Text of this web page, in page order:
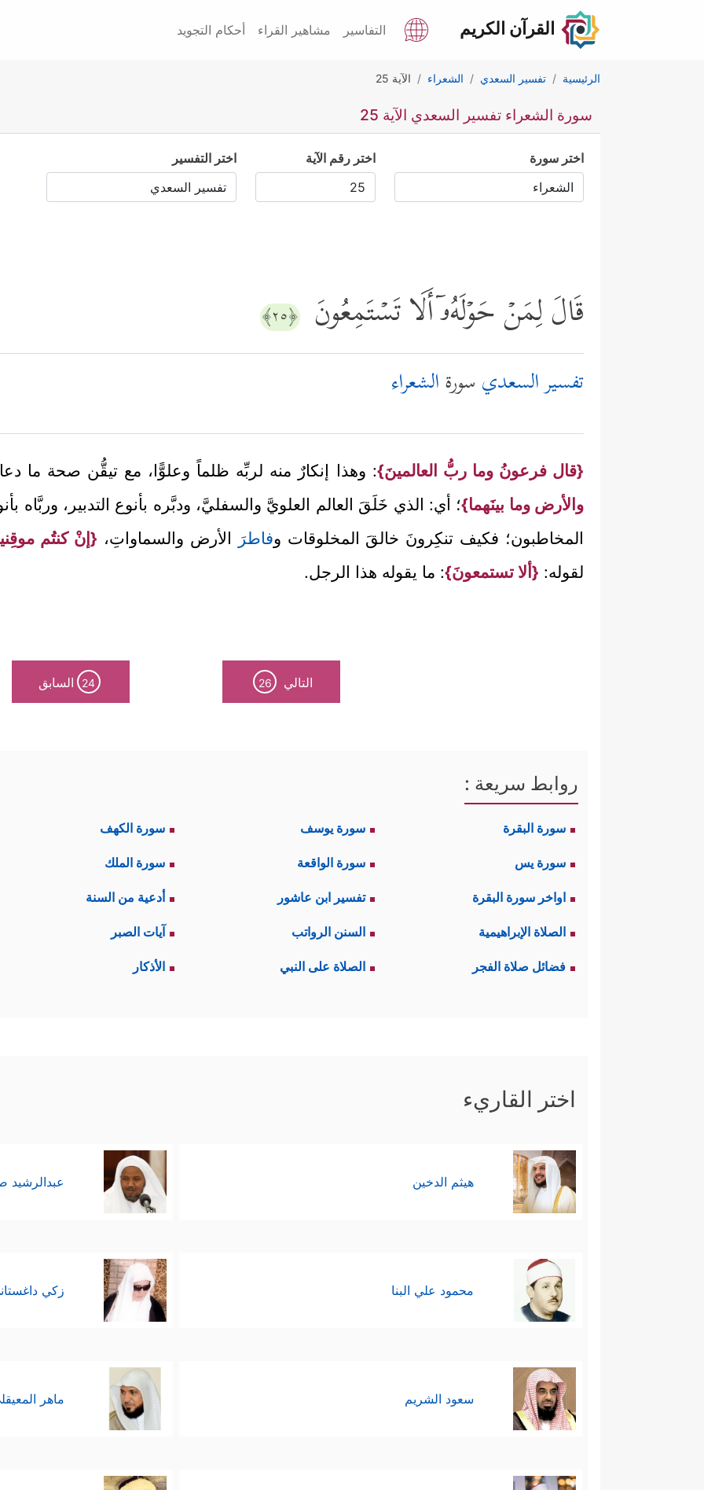
القرآن الكريم التفاسير مشاهير القراء أحكام التجويد
الرئيسية تفسير السعدي الشعراء الآية 25
سورة الشعراء تفسير السعدي الآية 25
اختر سورة اختر رقم الآية اختر التفسير
قَالَ لِمَنۡ حَوۡلَهُۥۤ أَلَا تَسۡتَمِعُونَ ﴿٢٥﴾
تفسير السعدي سورةالشعراء
{قال فرعونُ وما ربُّ العالمينَ}: وهذا إنكارٌ منه لربِّه ظلماً وعلوًّا، مع تيقُّن صحة ما
والأرض وما بينَهما}؛ أي: الذي خَلَقَ العالم العلويَّ والسفليَّ، ودبَّره بأنوع التدبير، وربَّاه
المخاطبون؛ فكيف تنكِرونَ خالقَ المخلوقات وفاطر َ الأرض والسماواتِ، {إنْ كنتُم
لقوله: {ألا تستمعونَ}: ما يقوله هذا الرجل.
التالي 26
24 السابق
روابط سريعة :
سورة البقرة سورة يوسف سورة الكهف
سورة يس سورة الواقعة سورة الملك
اواخر سورة البقرة تفسير ابن عاشور أدعية من السنة
الصلاة الإبراهيمية السنن الرواتب آيات الصبر
فضائل صلاة الفجر الصلاة على النبي الأذكار
اختر القاريء
هيثم الدخين عبدالرشيد
محمود علي البنا زكي
سعود الشريم ماهر